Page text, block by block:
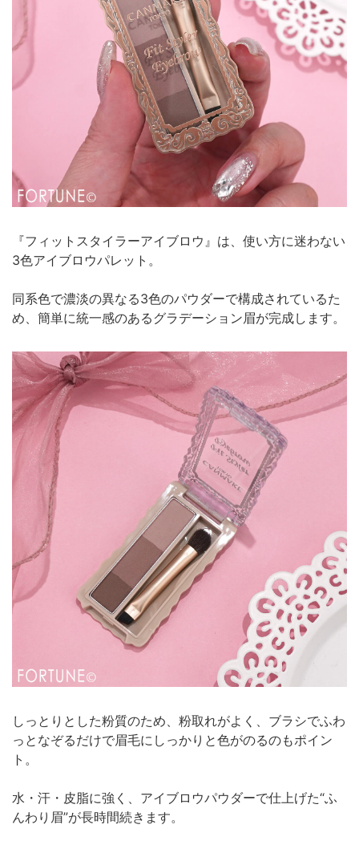
『フィットスタイラーアイブロウ』は、使い方に迷わない
3色アイブロウパレット。
同系色で濃淡の異なる3色のパウダーで構成されているた
め、簡単に統一感のあるグラデーション眉が完成します。
しっとりとした粉質のため、粉取れがよく、ブラシでふわ
っとなぞるだけで眉毛にしっかりと色がのるのもポイン
ト。
水・汗・皮脂に強く、アイブロウパウダーで仕上げた“ふ
んわり眉”が長時間続きます。